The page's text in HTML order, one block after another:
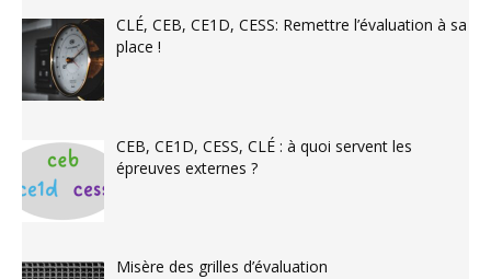
school
CLÉ, CEB, CE1D, CESS: Remettre l’évaluation à sa
place !
CEB, CE1D, CESS, CLÉ : à quoi servent les
épreuves externes ?
Misère des grilles d’évaluation